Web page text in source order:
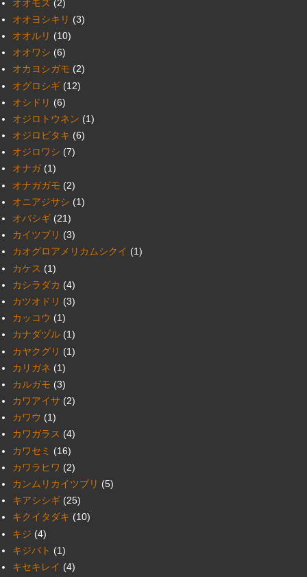
オオモズ (2)
オオヨシキリ (3)
オオルリ (10)
オオワシ (6)
オカヨシガモ (2)
オグロシギ (12)
オシドリ (6)
オジロトウネン (1)
オジロビタキ (6)
オジロワシ (7)
オナガ (1)
オナガガモ (2)
オニアジサシ (1)
オバシギ (21)
カイツブリ (3)
カオグロアメリカムシクイ (1)
カケス (1)
カシラダカ (4)
カツオドリ (3)
カッコウ (1)
カナダヅル (1)
カヤクグリ (1)
カリガネ (1)
カルガモ (3)
カワアイサ (2)
カワウ (1)
カワガラス (4)
カワセミ (16)
カワラヒワ (2)
カンムリカイツブリ (5)
キアシシギ (25)
キクイタダキ (10)
キジ (4)
キジバト (1)
キセキレイ (4)